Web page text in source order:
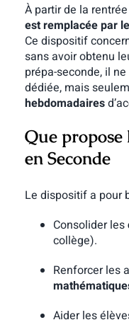
À partir de la
est remplacée par
Ce dispositif
sans avoir obtenu
prépa-seconde, il
dédiée, mais
hebdomadaires
Que
en Seconde
Le dispositif a pour
Consolider les
collège).
Renforcer les
Aider les